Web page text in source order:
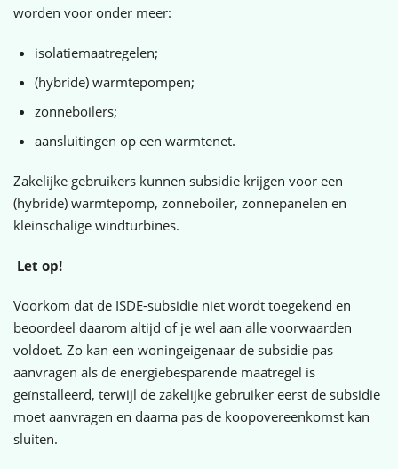
worden voor onder meer:
isolatiemaatregelen;
(hybride) warmtepompen;
zonneboilers;
aansluitingen op een warmtenet.
Zakelijke gebruikers kunnen subsidie krijgen voor een
(hybride) warmtepomp, zonneboiler, zonnepanelen en
kleinschalige windturbines.
Let op!
Voorkom dat de ISDE-subsidie niet wordt toegekend en
beoordeel daarom altijd of je wel aan alle voorwaarden
voldoet. Zo kan een woningeigenaar de subsidie pas
aanvragen als de energiebesparende maatregel is
geïnstalleerd, terwijl de zakelijke gebruiker eerst de subsidie
moet aanvragen en daarna pas de koopovereenkomst kan
sluiten.